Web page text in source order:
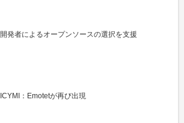
開発者によるオープンソースの選択を支援
ICYMI：Emotetが再び出現